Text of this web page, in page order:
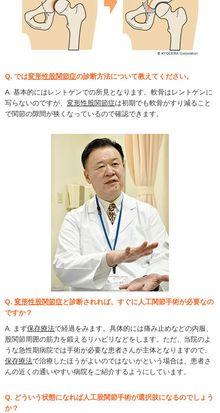
Q. では変形性股関節症の診断方法について教えてください。
A. 基本的にはレントゲンでの所見となります。軟骨はレントゲンに
写らないのですが、 変形性股関節症は初期でも軟骨がすり減ること
で関節の隙間が狭くなっているので確認できます。
Q. 変形性股関節症と診断されれば、すぐに人工関節手術が必要なの
ですか？
A. まず保存療法で経過をみます。具体的には痛み止めなどの内服、
股関節周囲の筋力を鍛えるリハビリなどをします。ただ、当院のよ
うな急性期病院では手術が必要な患者さんが主体となりますので、
保存療法で治療したほうがよいのではないかという場合は、患者さ
んの近くの通いやすい病院をご紹介するようにしています。
Q. どういう状態になれば人工股関節手術が選択肢になるのでしょう
か？